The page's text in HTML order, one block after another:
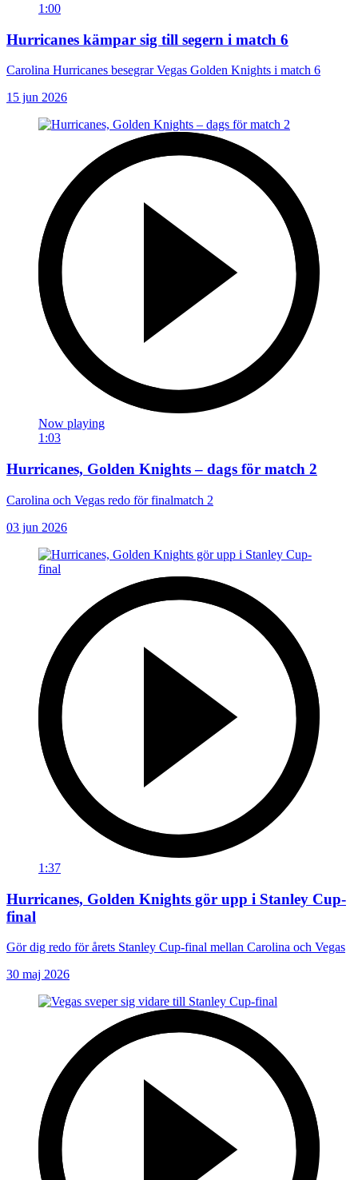
1:00
Hurricanes kämpar sig till segern i match 6
Carolina Hurricanes besegrar Vegas Golden Knights i match 6
15 jun 2026
Now playing
1:03
Hurricanes, Golden Knights – dags för match 2
Carolina och Vegas redo för finalmatch 2
03 jun 2026
1:37
Hurricanes, Golden Knights gör upp i Stanley Cup-
final
Gör dig redo för årets Stanley Cup-final mellan Carolina och Vegas
30 maj 2026